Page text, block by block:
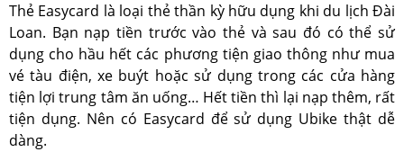
Thẻ Easycard là loại thẻ thần kỳ hữu dụng khi du lịch Đài
Loan. Bạn nạp tiền trước vào thẻ và sau đó có thể sử
dụng cho hầu hết các phương tiện giao thông như mua
vé tàu điện, xe buýt hoặc sử dụng trong các cửa hàng
tiện lợi trung tâm ăn uống… Hết tiền thì lại nạp thêm, rất
tiện dụng. Nên có Easycard để sử dụng Ubike thật dễ
dàng.